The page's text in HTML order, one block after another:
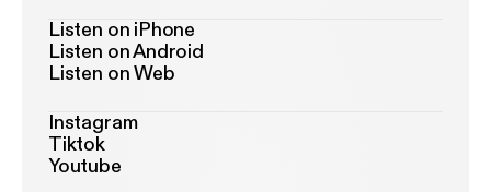
Listen on iPhone
Listen on Android
Listen on Web
Instagram
Tiktok
Youtube